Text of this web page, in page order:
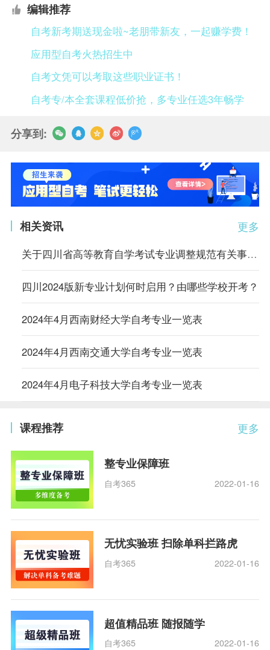
编辑推荐
自考新考期送现金啦~老朋带新友，一起赚学费！
应用型自考火热招生中
自考文凭可以考取这些职业证书！
自考专/本全套课程低价抢，多专业任选3年畅学
分享到:
更多
相关资讯
关于四川省高等教育自学考试专业调整规范有关事项的通告
四川2024版新专业计划何时启用？由哪些学校开考？
2024年4月西南财经大学自考专业一览表
2024年4月西南交通大学自考专业一览表
2024年4月电子科技大学自考专业一览表
更多
课程推荐
整专业保障班
自考365 2022-01-16
无忧实验班 扫除单科拦路虎
自考365 2022-01-16
超值精品班 随报随学
自考365 2022-01-16